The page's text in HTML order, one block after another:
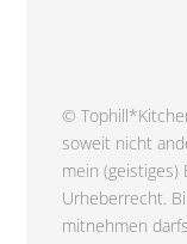
©
soweit nicht
mein
Urheberrecht.
mitnehmen